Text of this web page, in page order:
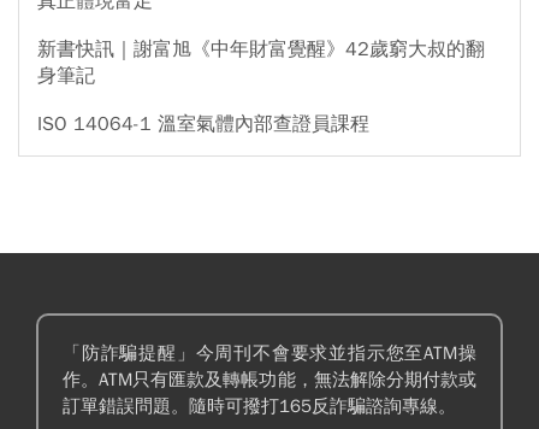
新書快訊｜謝富旭《中年財富覺醒》42歲窮大叔的翻
身筆記
ISO 14064-1 溫室氣體內部查證員課程
「防詐騙提醒」今周刊不會要求並指示您至ATM操
作。ATM只有匯款及轉帳功能，無法解除分期付款或
訂單錯誤問題。隨時可撥打165反詐騙諮詢專線。